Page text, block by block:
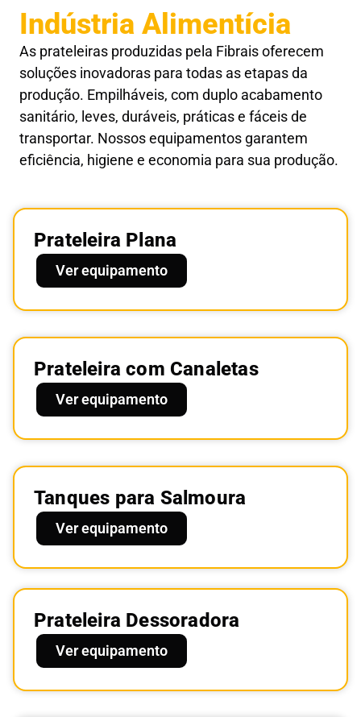
Indústria Alimentícia
As prateleiras produzidas pela Fibrais oferecem
soluções inovadoras para todas as etapas da
produção. Empilháveis, com duplo acabamento
sanitário, leves, duráveis, práticas e fáceis de
transportar. Nossos equipamentos garantem
eficiência, higiene e economia para sua produção.
Prateleira Plana
Ver equipamento
Prateleira com Canaletas
Ver equipamento
Tanques para Salmoura
Ver equipamento
Prateleira Dessoradora
Ver equipamento